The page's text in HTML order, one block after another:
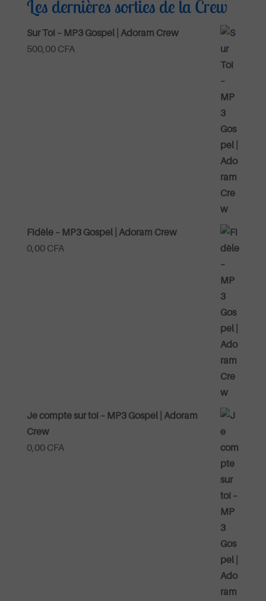
Les dernières sorties de la Crew
Sur Toi – MP3 Gospel | Adoram Crew
500,00 CFA
Fidèle – MP3 Gospel | Adoram Crew
0,00 CFA
Je compte sur toi – MP3 Gospel | Adoram
Crew
0,00 CFA